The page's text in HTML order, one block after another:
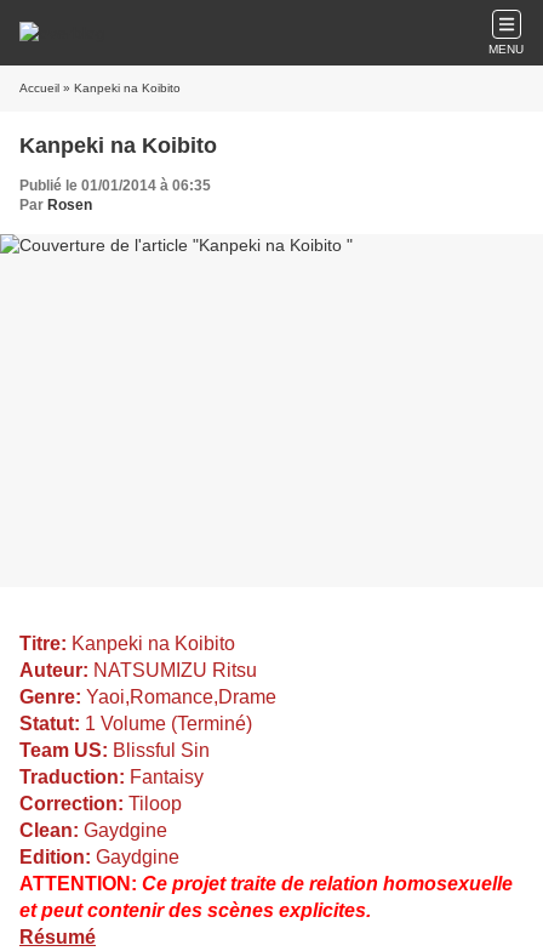
MENU
Accueil » Kanpeki na Koibito
Kanpeki na Koibito
Publié le 01/01/2014 à 06:35
Par Rosen
Titre: Kanpeki na Koibito
Auteur: NATSUMIZU Ritsu
Genre: Yaoi,Romance,Drame
Statut: 1 Volume (Terminé)
Team US: Blissful Sin
Traduction: Fantaisy
Correction: Tiloop
Clean: Gaydgine
Edition: Gaydgine
ATTENTION: Ce projet traite de relation homosexuelle
et peut contenir des scènes explicites.
Résumé